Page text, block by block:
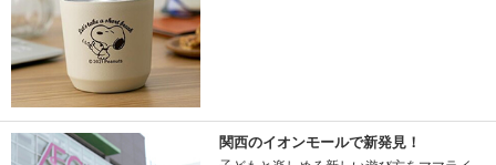
関西のイオンモールで新発見！